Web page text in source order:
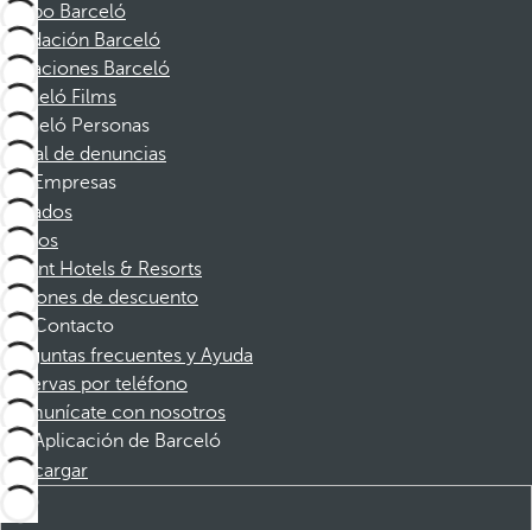
Grupo Barceló
Fundación Barceló
Vacaciones Barceló
Barceló Films
Barceló Personas
Canal de denuncias
Empresas
Afiliados
Socios
Dorint Hotels & Resorts
Cupones de descuento
Contacto
Preguntas frecuentes y Ayuda
Reservas por teléfono
Comunícate con nosotros
Aplicación de Barceló
Descargar